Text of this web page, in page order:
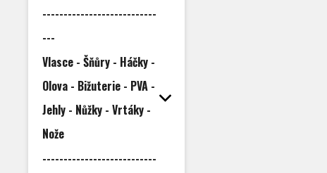
---------------------------
---
Vlasce - Šňůry - Háčky -
Olova - Bižuterie - PVA -
Jehly - Nůžky - Vrtáky -
Nože
---------------------------